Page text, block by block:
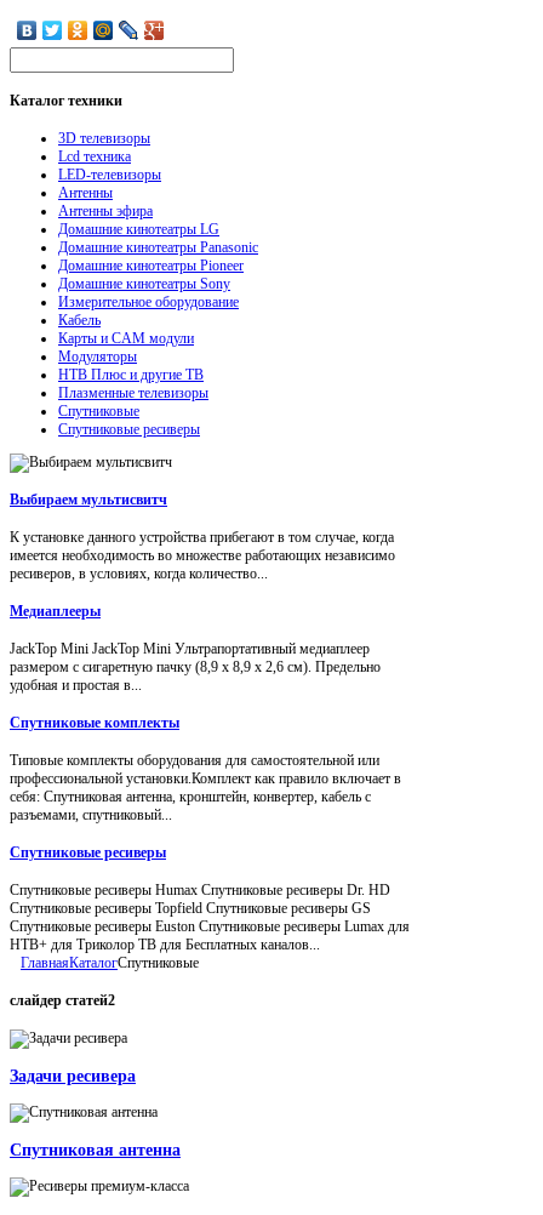
Каталогтехники
3D телевизоры
Lcd техника
LED-телевизоры
Антенны
Антенны эфира
Домашние кинотеатры LG
Домашние кинотеатры Panasonic
Домашние кинотеатры Pioneer
Домашние кинотеатры Sony
Измерительное оборудование
Кабель
Карты и CAM модули
Модуляторы
НТВ Плюс и другие ТВ
Плазменные телевизоры
Спутниковые
Спутниковые ресиверы
Выбираем мультисвитч
К установке данного устройства прибегают в том случае, когда
имеется необходимость во множестве работающих независимо
ресиверов, в условиях, когда количество...
Медиаплееры
JackTop Mini JackTop Mini Ультрапортативный медиаплеер
размером с сигаретную пачку (8,9 x 8,9 x 2,6 см). Предельно
удобная и простая в...
Спутниковые комплекты
Типовые комплекты оборудования для самостоятельной или
профессиональной установки.Комплект как правило включает в
себя: Спутниковая антенна, кронштейн, конвертер, кабель с
разъемами, спутниковый...
Спутниковые ресиверы
Спутниковые ресиверы Humax Спутниковые ресиверы Dr. HD
Спутниковые ресиверы Topfield Спутниковые ресиверы GS
Спутниковые ресиверы Euston Спутниковые ресиверы Lumax для
НТВ+ для Триколор ТВ для Бесплатных каналов...
ГлавнаяКаталогСпутниковые
слайдер статей2
Задачи ресивера
Спутниковая антенна